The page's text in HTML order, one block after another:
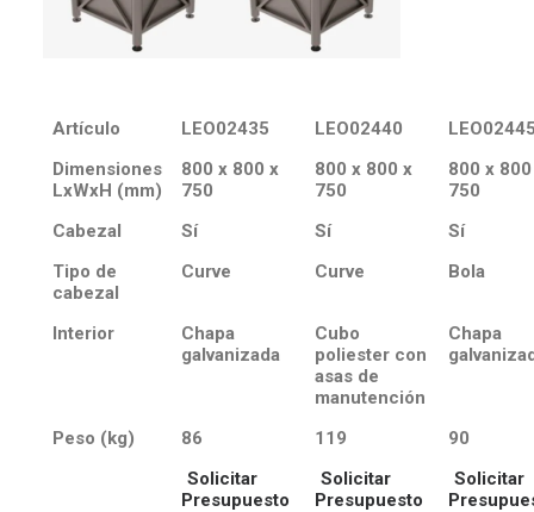
Artículo LEO02435 LEO02440
Dimensiones
LxWxH (mm)
800 x 800 x
750
800 x 800 x
750
800 x
750
Cabezal
Sí Sí
Sí
Tipo de
cabezal
Curve Curve Bola
Interior
Chapa
galvanizada
Cubo
poliester con
asas de
manutención
Chapa
Peso (kg) 86 119
90
Solicitar
Presupuesto
Solicitar
Presupuesto
Solicitar